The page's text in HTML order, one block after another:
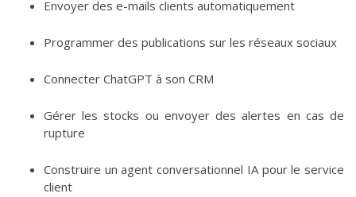
Envoyer des e-mails clients automatiquement
Programmer des publications sur les réseaux sociaux
Connecter ChatGPT à son CRM
Gérer les stocks ou envoyer des alertes en cas de
rupture
Construire un agent conversationnel IA pour le service
client